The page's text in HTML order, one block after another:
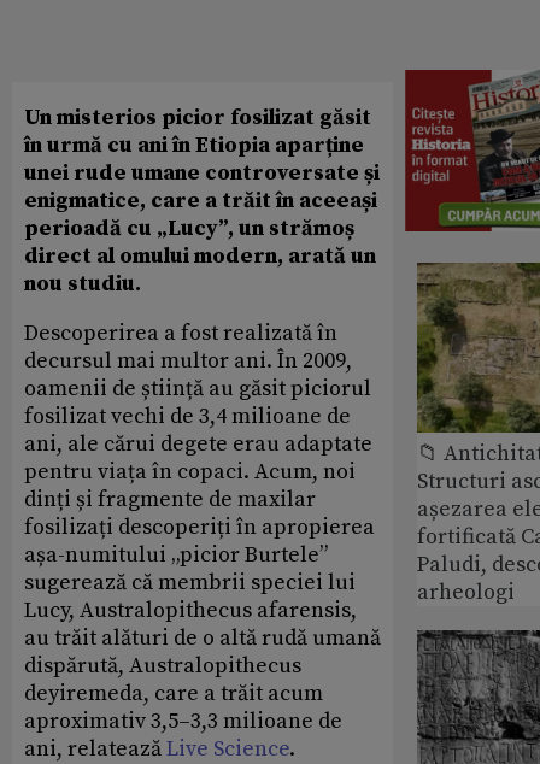
Un misterios picior fosilizat găsit
în urmă cu ani în Etiopia aparține
unei rude umane controversate și
enigmatice, care a trăit în aceeași
perioadă cu „Lucy”, un strămoș
direct al omului modern, arată un
nou studiu.
Descoperirea a fost realizată în
decursul mai multor ani. În 2009,
oamenii de știință au găsit piciorul
fosilizat vechi de 3,4 milioane de
ani, ale cărui degete erau adaptate
pentru viața în copaci. Acum, noi
dinți și fragmente de maxilar
fosilizați descoperiți în apropierea
așa-numitului „picior Burtele”
sugerează că membrii speciei lui
Lucy, Australopithecus afarensis,
au trăit alături de o altă rudă umană
dispărută, Australopithecus
deyiremeda, care a trăit acum
aproximativ 3,5–3,3 milioane de
ani, relateazăLive Science.
📁
Structuri
așezarea
fortificată
Paludi,
arheologi